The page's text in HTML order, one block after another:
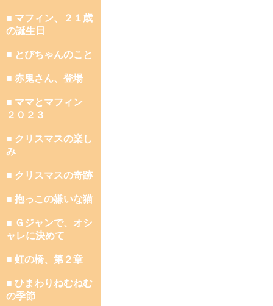
■ マフィン、２１歳
の誕生日
■ とびちゃんのこと
■ 赤鬼さん、登場
■ ママとマフィン
２０２３
■ クリスマスの楽し
み
■ クリスマスの奇跡
■ 抱っこの嫌いな猫
■ Ｇジャンで、オシ
ャレに決めて
■ 虹の橋、第２章
■ ひまわりねむねむ
の季節